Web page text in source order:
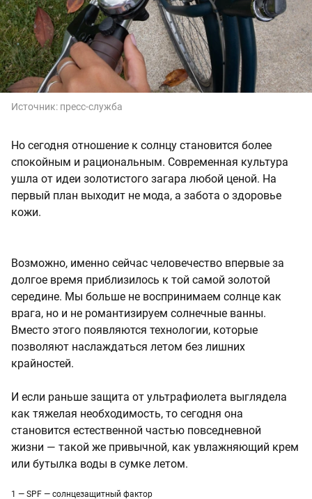
Источник: пресс-служба
Но сегодня отношение к солнцу становится более
спокойным и рациональным. Современная культура
ушла от идеи золотистого загара любой ценой. На
первый план выходит не мода, а забота о здоровье
кожи.
Возможно, именно сейчас человечество впервые за
долгое время приблизилось к той самой золотой
середине. Мы больше не воспринимаем солнце как
врага, но и не романтизируем солнечные ванны.
Вместо этого появляются технологии, которые
позволяют наслаждаться летом без лишних
крайностей.
И если раньше защита от ультрафиолета выглядела
как тяжелая необходимость, то сегодня она
становится естественной частью повседневной
жизни — такой же привычной, как увлажняющий крем
или бутылка воды в сумке летом.
1 — SPF — солнцезащитный фактор